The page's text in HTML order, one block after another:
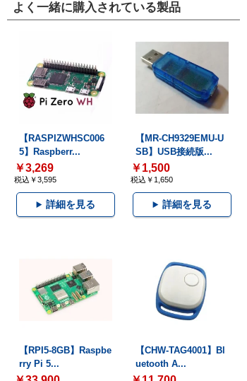
よく一緒に購入されている製品
【RASPIZWHSC006
5】Raspberr...
￥3,269
税込￥3,595
詳細を見る
【MR-CH9329EMU-U
SB】USB接続版...
￥1,500
税込￥1,650
詳細を見る
【RPI5-8GB】Raspbe
rry Pi 5...
【CHW-TAG4001】Bl
uetooth A...